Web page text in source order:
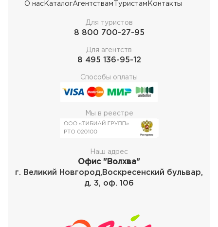
О насКаталогАгентствам Туристам Контакты
Для туристов
8 800 700-27-95
Для агентств
8 495 136-95-12
Способы оплаты
Мы в реестре
Наш адрес
Офис "Волхва"
г. Великий Новгород,Воскресенский бульвар,
д. 3, оф. 106